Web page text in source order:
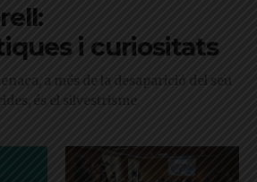
i curiositats
a més de la desaparició del seu
és el silvestrisme